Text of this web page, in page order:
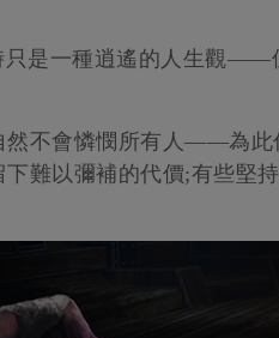
只是一種逍遙的人生觀——
然不會憐憫所有人——為此
難以彌補的代價;有些堅